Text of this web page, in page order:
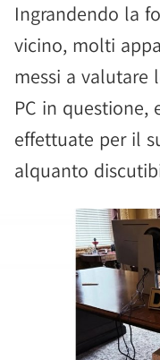
Ingrandendo la
vicino, molti
messi a
PC in questione,
effettuate per il
alquanto